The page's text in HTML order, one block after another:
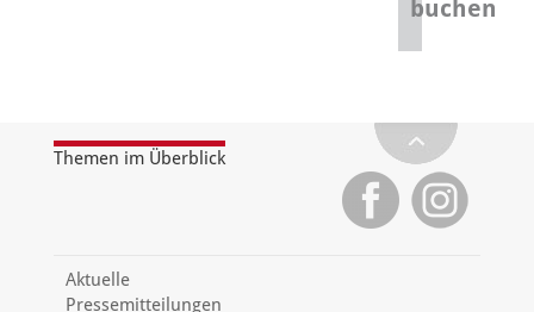
buchen
Themen im Überblick
Aktuelle
Pressemitteilungen